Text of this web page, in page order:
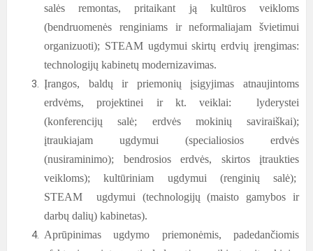
salės remontas, pritaikant ją kultūros veikloms
(bendruomenės renginiams ir neformaliajam švietimui
organizuoti); STEAM ugdymui skirtų erdvių įrengimas:
technologijų kabinetų modernizavimas.
Įrangos, baldų ir priemonių įsigyjimas atnaujintoms
erdvėms, projektinei ir kt. veiklai:
lyderystei
(konferencijų salė; erdvės mokinių saviraiškai);
įtraukiajam ugdymui (specialiosios erdvės
(nusiraminimo); bendrosios erdvės, skirtos įtraukties
veikloms); kultūriniam ugdymui (renginių salė);
STEAM ugdymui (technologijų (maisto gamybos ir
darbų dalių) kabinetas).
Aprūpinimas ugdymo priemonėmis, padedančiomis